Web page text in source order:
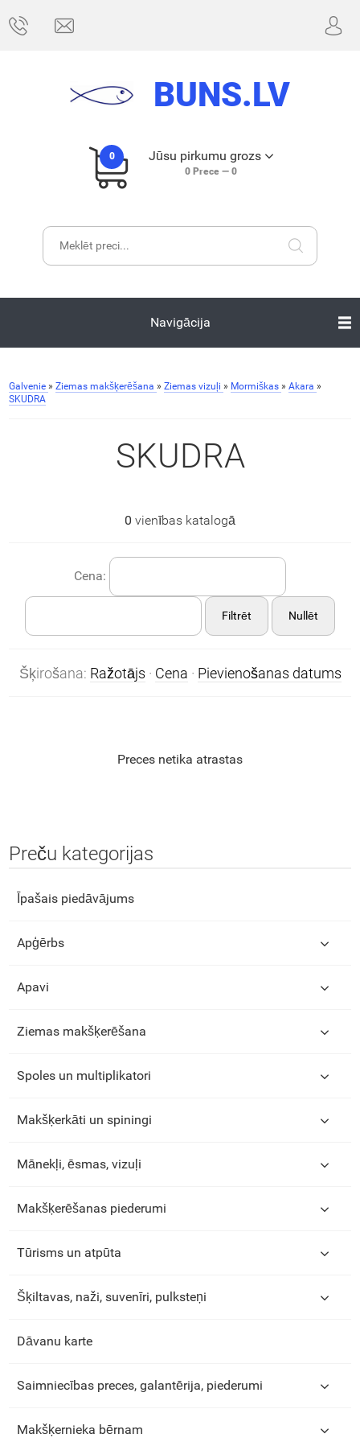
BUNS.LV
0 Jūsu pirkumu grozs
0Prece — 0
Navigācija
Galvenie » Ziemas makšķerēšana » Ziemas vizuļi » Mormiškas » Akara »
SKUDRA
SKUDRA
0 vienības katalogā
Cena:
Filtrēt Nullēt
Šķirošana: Ražotājs · Cena · Pievienošanas datums
Preces netika atrastas
Preču kategorijas
Īpašais piedāvājums
Apģērbs
Apavi
Ziemas makšķerēšana
Spoles un multiplikatori
Makšķerkāti un spiningi
Mānekļi, ēsmas, vizuļi
Makšķerēšanas piederumi
Tūrisms un atpūta
Šķiltavas, naži, suvenīri, pulksteņi
Dāvanu karte
Saimniecības preces, galantērija, piederumi
Makšķernieka bērnam